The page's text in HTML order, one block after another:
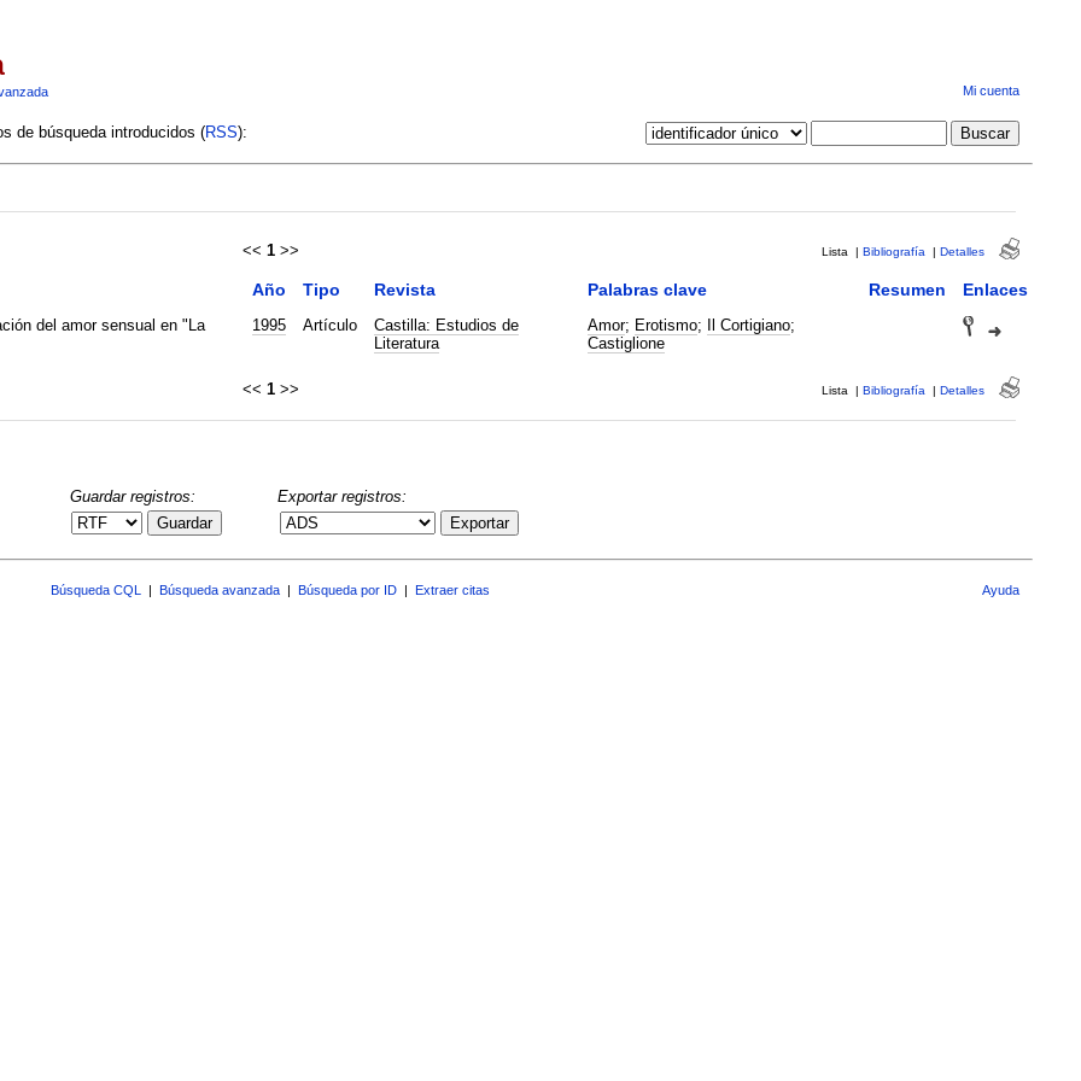
Mi cuenta
de búsqueda introducidos (RSS):
<< 1 >> Lista | Bibliografía | Detalles
Año Tipo Revista Palabras clave Resumen Enlaces
del amor sensual en "La
1995 Artículo
Castilla: Estudios de
Literatura
Amor; Erotismo; Il Cortigiano;
Castiglione
<< 1 >> Lista | Bibliografía | Detalles
Guardar registros:
Guardar
Exportar registros:
Exportar
Búsqueda CQL Búsqueda avanzada Búsqueda por ID Extraer citas Ayuda